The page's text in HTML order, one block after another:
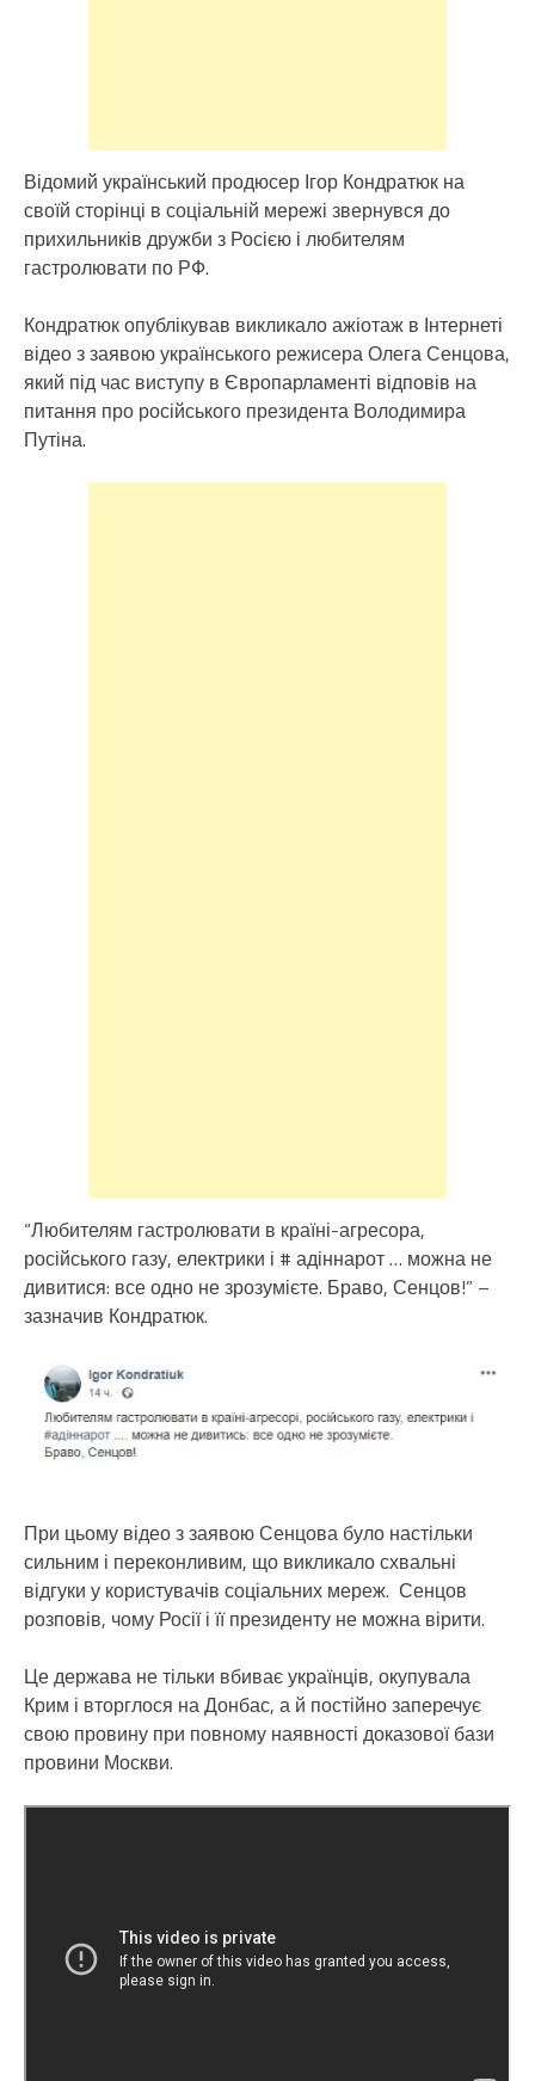
Відомий український продюсер Ігор Кондратюк на
своїй сторінці в соціальній мережі звернувся до
прихильників дружби з Росією і любителям
гастролювати по РФ.
Кондратюк опублікував викликало ажіотаж в Інтернеті
відео з заявою українського режисера Олега Сенцова,
який під час виступу в Європарламенті відповів на
питання про російського президента Володимира
Путіна.
“Любителям гастролювати в країні-агресора,
російського газу, електрики і # адіннарот … можна не
дивитися: все одно не зрозумієте. Браво, Сенцов!” –
зазначив Кондратюк.
При цьому відео з заявою Сенцова було настільки
сильним і переконливим, що викликало схвальні
відгуки у користувачів соціальних мереж. Сенцов
розповів, чому Росії і її президенту не можна вірити.
Це держава не тільки вбиває українців, окупувала
Крим і вторглося на Донбас, а й постійно заперечує
свою провину при повному наявності доказової бази
провини Москви.